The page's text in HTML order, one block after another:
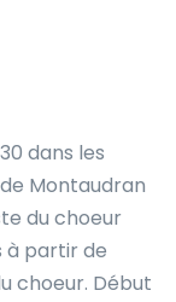
dans les
Montaudran
du choeur
à partir de
choeur. Début